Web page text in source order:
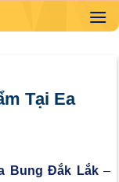
Tại Ea
Bung Đắk Lắk–